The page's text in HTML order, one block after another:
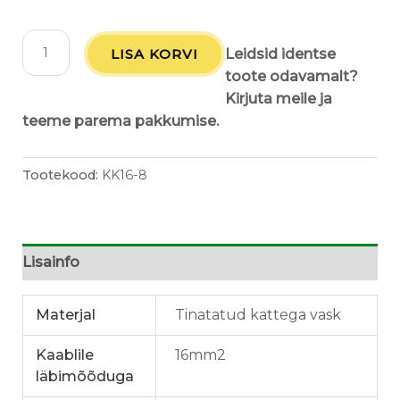
LISA KORVI
Leidsid identse
toote odavamalt?
Kirjuta meile ja
teeme parema pakkumise.
Tootekood: KK16-8
Lisainfo
Materjal Tinatatud kattega vask
Kaablile
läbimõõduga
16mm2